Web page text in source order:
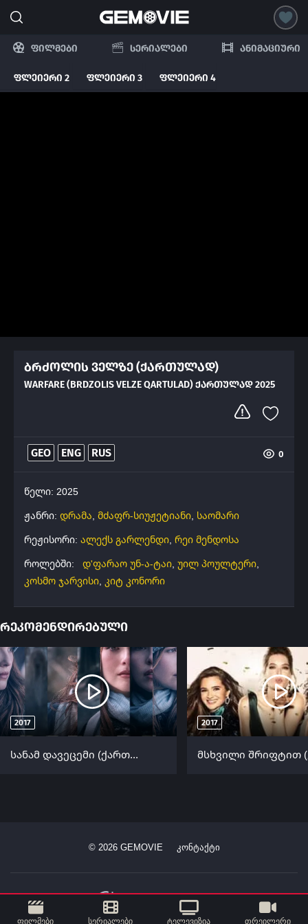
ფილმები სერიალები ანიმაციური
ფლეიერი 2 ფლეიერი 3 ფლეიერი 4
ბრძოლის ველზე (ქართულად)
WARFARE (BRDZOLIS VELZE QARTULAD) ᲥᲐᲠᲗᲣᲚᲐᲓ 2025
GEO ENG RUS 0
წელი: 2025
ჟანრი: დრამა, მძაფრ-სიუჟეტიანი, საომარი
რეჟისორი: ალექს გარლენდი, რეი მენდოსა
როლებში:
დ'ფარაო უნ-ა-ტაი, უილ პოულტერი,
კოსმო ჯარვისი, კიტ კონორი
რეკომენდირებული
2017
სანამ დავეცემი (ქართულად) / Before I Fall ქართულად 2017
2017
ფილმები სერიალები ტელევიზია თრეილერი
© 2026GEMOVIE კონტაქტი